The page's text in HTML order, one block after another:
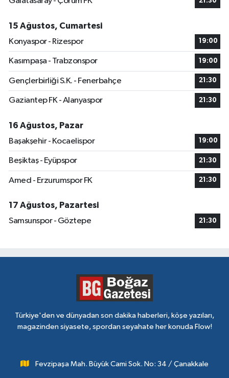
15 Ağustos, Cumartesi
Konyaspor - Rizespor
19:00
Kasımpaşa - Trabzonspor 19:00
Gençlerbirliği S.K. - Fenerbahçe 21:30
Gaziantep FK - Alanyaspor 21:30
16 Ağustos, Pazar
Başakşehir - Kocaelispor
19:00
Beşiktaş - Eyüpspor 21:30
Amed - Erzurumspor FK 21:30
17 Ağustos, Pazartesi
Samsunspor - Göztepe
21:30
Türkiye'den ve dünyadan son dakika haberleri, köşe yazıları,
magazinden siyasete, spordan seyahate her konuda Flow!
Fevzipaşa Mah. Büyük Cami Sok. No: 34 / Çanakkale